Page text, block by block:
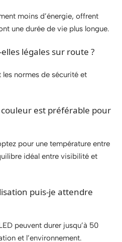
moins d’énergie, offrent
une durée de vie plus longue.
légales sur route ?
les normes de sécurité et
est préférable pour
pour une température entre
idéal entre visibilité et
puis-je attendre
peuvent durer jusqu’à 50
et l’environnement.